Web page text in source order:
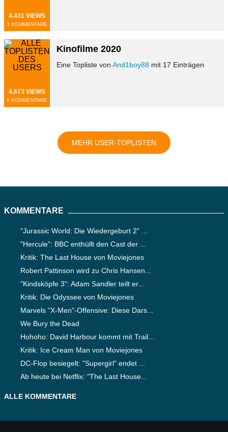
4.431 VIEWS
3 KOMMENTARE
4.673 VIEWS
0 KOMMENTARE
Kinofilme 2020
Eine Topliste vonAnd1boy88 mit 17 Einträgen
MEHR USER-TOPLISTEN
KOMMENTARE
"Jurassic World: Die Wiedergeburt 2" ...
"Hercule": BBC enthüllt den Cast der ...
Kritik: The Last House von Moviejones
Robert Pattinson wird zu Chris Hansen...
"Kindsköpfe 3": Adam Sandler teilt er...
Kritik: Die Odyssee von Moviejones
Marvels "X-Men"-Offensive: Diese Dars...
We Bury the Dead
Hohoho: David Harbour kommt mit Trail...
Kritik: Ice Cream Man von Moviejones
DC-Flop besiegelt: "Supergirl" endet ...
Ab heute bei Netflix: "The Last House...
ALLE KOMMENTARE